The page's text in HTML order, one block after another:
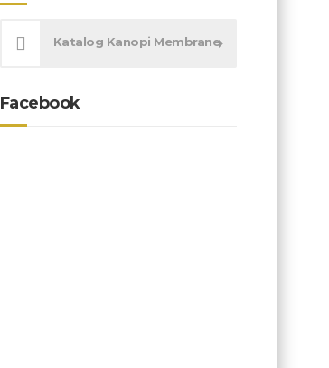
Katalog Kanopi Membrane
Facebook